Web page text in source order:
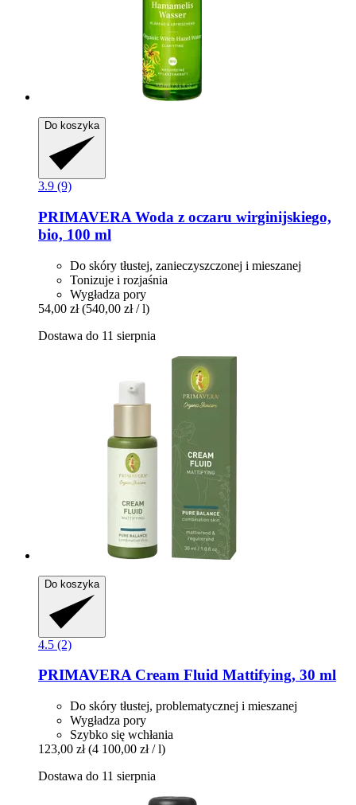
Do koszyka
3.9 (9)
PRIMAVERA Woda z oczaru wirginijskiego,
bio, 100 ml
Do skóry tłustej, zanieczyszczonej i mieszanej
Tonizuje i rozjaśnia
Wygładza pory
54,00 zł (540,00 zł / l)
Dostawa do 11 sierpnia
Do koszyka
4.5 (2)
PRIMAVERACream Fluid Mattifying, 30 ml
Do skóry tłustej, problematycznej i mieszanej
Wygładza pory
Szybko się wchłania
123,00 zł (4 100,00 zł / l)
Dostawa do 11 sierpnia